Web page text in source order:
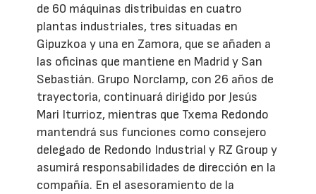
de 60 máquinas distribuidas en cuatro
plantas industriales, tres situadas en
Gipuzkoa y una en Zamora, que se añaden a
las oficinas que mantiene en Madrid y San
Sebastián. Grupo Norclamp, con 26 años de
trayectoria, continuará dirigido por Jesús
Mari Iturrioz, mientras que Txema Redondo
mantendrá sus funciones como consejero
delegado de Redondo Industrial y RZ Group y
asumirá responsabilidades de dirección en la
compañía. En el asesoramiento de la